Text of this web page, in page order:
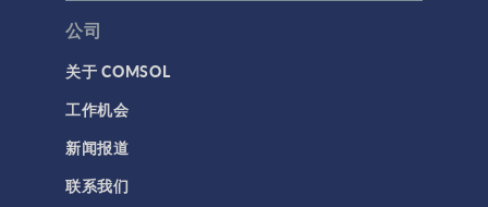
公司
关于 COMSOL
工作机会
新闻报道
联系我们